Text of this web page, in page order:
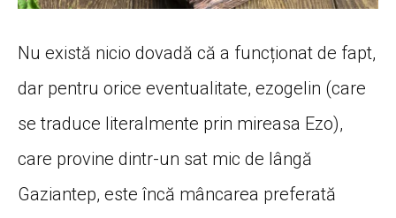
Nu există nicio dovadă că a funcționat de fapt,
dar pentru orice eventualitate, ezogelin (care
se traduce literalmente prin mireasa Ezo),
care provine dintr-un sat mic de lângă
Gaziantep, este încă mâncarea preferată